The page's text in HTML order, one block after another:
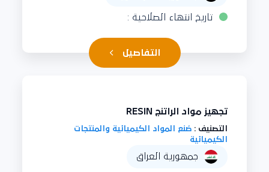
تاريخ انتهاء الصلاحية :
التفاصيل
تجهيز مواد الراتنج RESIN
التصنيف : صُنع المواد الكيميائية والمنتجات
الكيميائية
جمهورية العراق